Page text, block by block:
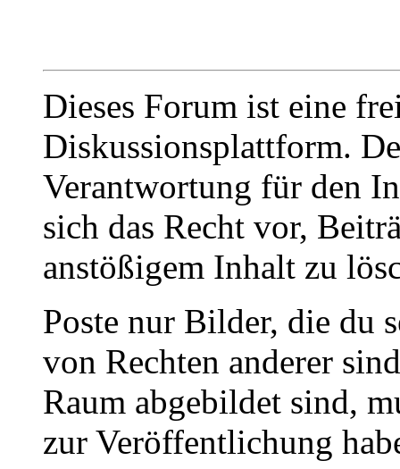
Dieses Forum ist eine
Diskussionsplattform.
Verantwortung für den
sich das Recht vor,
anstößigem Inhalt zu
Poste nur Bilder, die du
von Rechten anderer
Raum abgebildet sind,
zur Veröffentlichung